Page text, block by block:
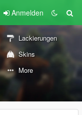
Anmelden
Lackierungen
Skins
More